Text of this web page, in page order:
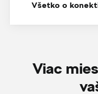
Všetko o
Viac